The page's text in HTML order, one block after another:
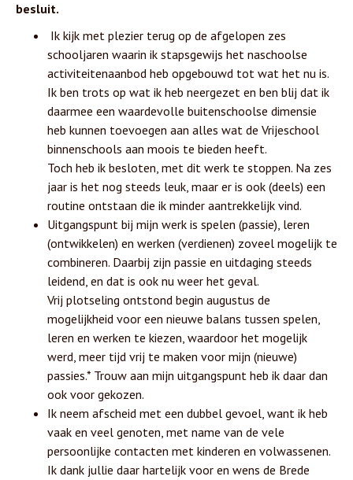
besluit.
Ik kijk met plezier terug op de afgelopen zes
schooljaren waarin ik stapsgewijs het naschoolse
activiteitenaanbod heb opgebouwd tot wat het nu is.
Ik ben trots op wat ik heb neergezet en ben blij dat ik
daarmee een waardevolle buitenschoolse dimensie
heb kunnen toevoegen aan alles wat de Vrijeschool
binnenschools aan moois te bieden heeft.
Toch heb ik besloten, met dit werk te stoppen. Na zes
jaar is het nog steeds leuk, maar er is ook (deels) een
routine ontstaan die ik minder aantrekkelijk vind.
Uitgangspunt bij mijn werk is spelen (passie), leren
(ontwikkelen) en werken (verdienen) zoveel mogelijk te
combineren. Daarbij zijn passie en uitdaging steeds
leidend, en dat is ook nu weer het geval.
Vrij plotseling ontstond begin augustus de
mogelijkheid voor een nieuwe balans tussen spelen,
leren en werken te kiezen, waardoor het mogelijk
werd, meer tijd vrij te maken voor mijn (nieuwe)
passies.* Trouw aan mijn uitgangspunt heb ik daar dan
ook voor gekozen.
Ik neem afscheid met een dubbel gevoel, want ik heb
vaak en veel genoten, met name van de vele
persoonlijke contacten met kinderen en volwassenen.
Ik dank jullie daar hartelijk voor en wens de Brede